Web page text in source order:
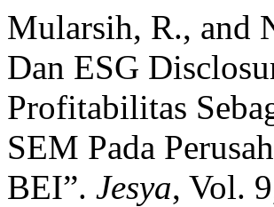
Mularsih, R., and
Dan ESG
Profitabilitas
SEM Pada
BEI”. Jesya, Vol.